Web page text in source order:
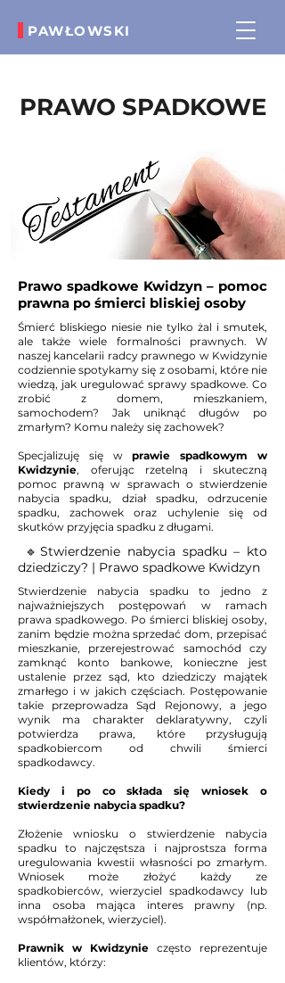
PAWŁOWSKI
PRAWO SPADKOWE
Prawo spadkowe Kwidzyn – pomoc
prawna po śmierci bliskiej osoby
Śmierć bliskiego niesie nie tylko żal i smutek,
ale także wiele formalności prawnych. W
naszej kancelarii radcy prawnego w Kwidzynie
codziennie spotykamy się z osobami, które nie
wiedzą, jak uregulować sprawy spadkowe. Co
zrobić z domem, mieszkaniem,
samochodem? Jak uniknąć długów po
zmarłym? Komu należy się zachowek?
Specjalizuję się wprawie spadkowym w
Kwidzynie, oferując rzetelną i skuteczną
pomoc prawną w sprawach o stwierdzenie
nabycia spadku, dział spadku, odrzucenie
spadku, zachowek oraz uchylenie się od
skutków przyjęcia spadku z długami.
🔹Stwierdzenie nabycia spadku – kto
dziedziczy? | Prawo spadkowe Kwidzyn
Stwierdzenie nabycia spadku to jedno z
najważniejszych postępowań w ramach
prawa spadkowego. Po śmierci bliskiej osoby,
zanim będzie można sprzedać dom, przepisać
mieszkanie, przerejestrować samochód czy
zamknąć konto bankowe, konieczne jest
ustalenie przez sąd, kto dziedziczy majątek
zmarłego i w jakich częściach. Postępowanie
takie przeprowadza Sąd Rejonowy, a jego
wynik ma charakter deklaratywny, czyli
potwierdza prawa, które przysługują
spadkobiercom od chwili śmierci
spadkodawcy.
Kiedy i po co składa się wniosek o
stwierdzenie nabycia spadku?
Złożenie wniosku o stwierdzenie nabycia
spadku to najczęstsza i najprostsza forma
uregulowania kwestii własności po zmarłym.
Wniosek może złożyć każdy ze
spadkobierców, wierzyciel spadkodawcy lub
inna osoba mająca interes prawny (np.
współmałżonek, wierzyciel).
Prawnik w Kwidzynie często reprezentuje
klientów, którzy: